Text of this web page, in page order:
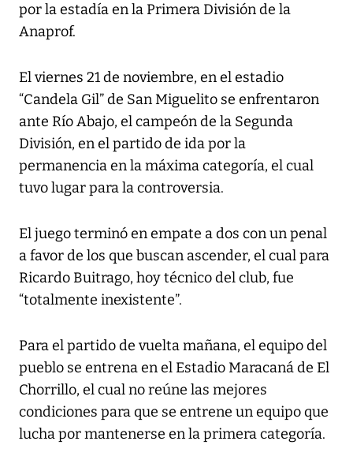
por la estadía en la Primera División de la
Anaprof.
El viernes 21 de noviembre, en el estadio
“Candela Gil” de San Miguelito se enfrentaron
ante Río Abajo, el campeón de la Segunda
División, en el partido de ida por la
permanencia en la máxima categoría, el cual
tuvo lugar para la controversia.
El juego terminó en empate a dos con un penal
a favor de los que buscan ascender, el cual para
Ricardo Buitrago, hoy técnico del club, fue
“totalmente inexistente”.
Para el partido de vuelta mañana, el equipo del
pueblo se entrena en el Estadio Maracaná de El
Chorrillo, el cual no reúne las mejores
condiciones para que se entrene un equipo que
lucha por mantenerse en la primera categoría.